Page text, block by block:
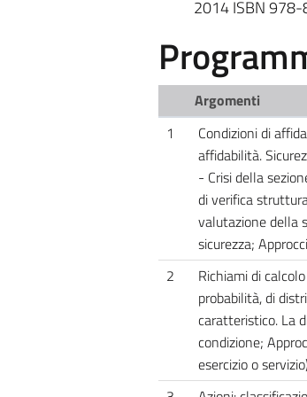
2014 ISBN
Argomenti
1
Condizioni di
affidabilità.
- Crisi della
di verifica
valutazione della
sicurezza;
2
Richiami di
probabilità, di
caratteristico. La
condizione;
esercizio o